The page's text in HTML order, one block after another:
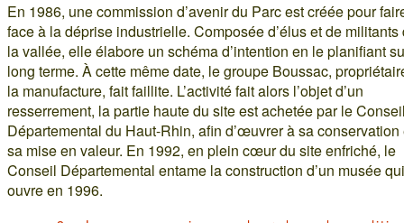
En 1986, une commission d’avenir du Parc est créée pour
face à la déprise industrielle. Composée d’élus et de militants
la vallée, elle élabore un schéma d’intention en le planifiant
long terme. À cette même date, le groupe Boussac,
la manufacture, fait faillite. L’activité fait alors l’objet d’un
resserrement, la partie haute du site est achetée par le
Départemental du Haut-Rhin, afin d’œuvrer à sa conservation
sa mise en valeur. En 1992, en plein cœur du site enfriché, le
Conseil Départemental entame la construction d’un musée qui
ouvre en 1996.